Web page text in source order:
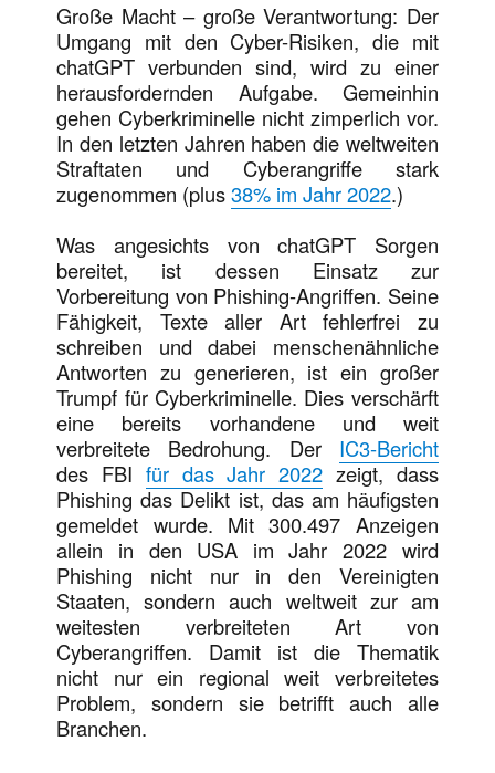
Große Macht – große Verantwortung: Der
Umgang mit den Cyber-Risiken, die mit
chatGPT verbunden sind, wird zu einer
herausfordernden Aufgabe. Gemeinhin
gehen Cyberkriminelle nicht zimperlich vor.
In den letzten Jahren haben die weltweiten
Straftaten und Cyberangriffe stark
zugenommen (plus38% im Jahr 2022.)
Was angesichts von chatGPT Sorgen
bereitet, ist dessen Einsatz zur
Vorbereitung von Phishing-Angriffen. Seine
Fähigkeit, Texte aller Art fehlerfrei zu
schreiben und dabei menschenähnliche
Antworten zu generieren, ist ein großer
Trumpf für Cyberkriminelle. Dies verschärft
eine bereits vorhandene und weit
verbreitete Bedrohung. Der IC3-Bericht
des FBI für das Jahr 2022 zeigt, dass
Phishing das Delikt ist, das am häufigsten
gemeldet wurde. Mit 300.497 Anzeigen
allein in den USA im Jahr 2022 wird
Phishing nicht nur in den Vereinigten
Staaten, sondern auch weltweit zur am
weitesten verbreiteten Art von
Cyberangriffen. Damit ist die Thematik
nicht nur ein regional weit verbreitetes
Problem, sondern sie betrifft auch alle
Branchen.